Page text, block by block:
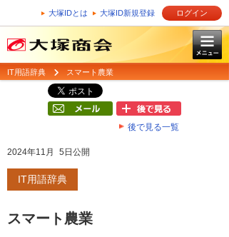
大塚IDとは 大塚ID新規登録 ログイン
IT用語辞典 スマート農業
後で見る一覧
2024年11月 5日公開
IT用語辞典
スマート農業